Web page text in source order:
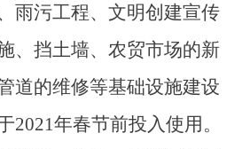
雨污工程、文明创建宣传
、挡土墙、农贸市场的新
道的维修等基础设施建设
2021年春节前投入使用。